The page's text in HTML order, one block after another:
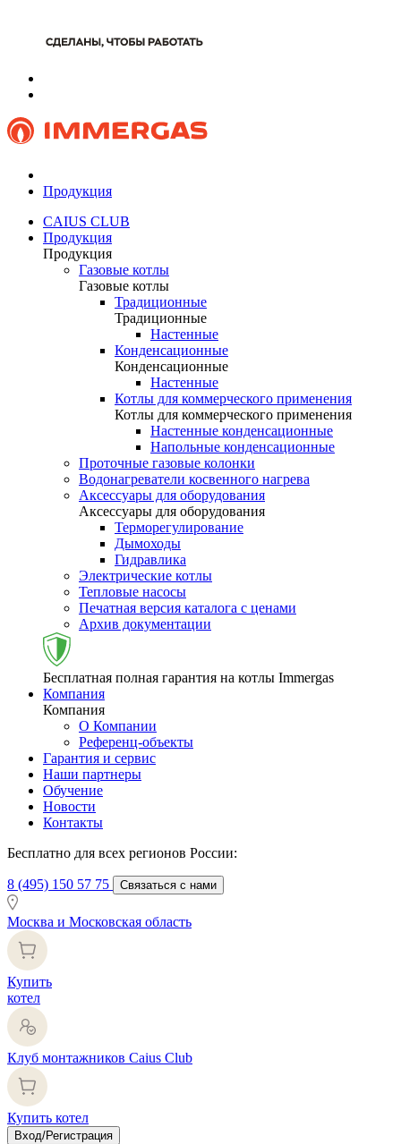
Продукция
CAIUS CLUB
Продукция
Продукция
Газовые котлы
Газовые котлы
Традиционные
Традиционные
Настенные
Конденсационные
Конденсационные
Настенные
Котлы для коммерческого применения
Котлы для коммерческого применения
Настенные конденсационные
Напольные конденсационные
Проточные газовые колонки
Водонагреватели косвенного нагрева
Аксессуары для оборудования
Аксессуары для оборудования
Терморегулирование
Дымоходы
Гидравлика
Электрические котлы
Тепловые насосы
Печатная версия каталога с ценами
Архив документации
Бесплатная полная гарантия на котлы Immergas
Компания
Компания
О Компании
Референц-объекты
Гарантия и сервис
Наши партнеры
Обучение
Новости
Контакты
Бесплатно для всех регионов России:
8 (495) 150 57 75 Связаться с нами
Москва и Московская область
Купить
котел
Клуб монтажников Caius Club
Купить котел
Вход/Регистрация